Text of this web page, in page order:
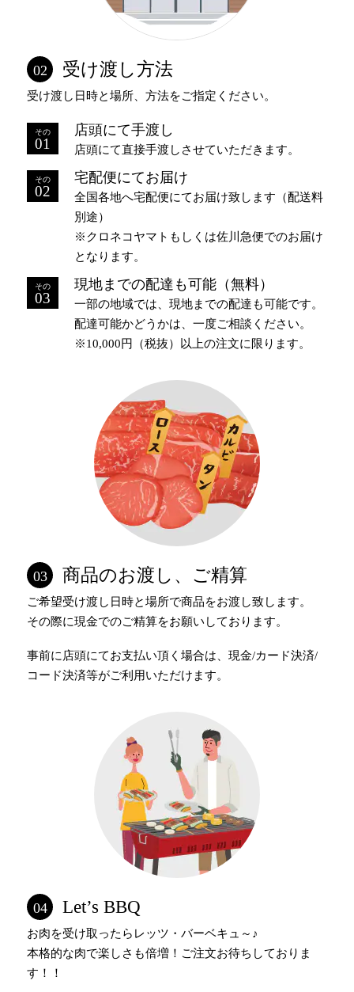
02 受け渡し方法
受け渡し日時と場所、方法をご指定ください。
01
店頭にて手渡し
店頭にて直接手渡しさせていただきます。
02
宅配便にてお届け
全国各地へ宅配便にてお届け致します（配送料
別途）
※クロネコヤマトもしくは佐川急便でのお届け
となります。
03
現地までの配達も可能（無料）
一部の地域では、現地までの配達も可能です。
配達可能かどうかは、一度ご相談ください。
※10,000円（税抜）以上の注文に限ります。
03 商品のお渡し、ご精算
ご希望受け渡し日時と場所で商品をお渡し致します。
その際に現金でのご精算をお願いしております。
事前に店頭にてお支払い頂く場合は、現金/カード決済/
コード決済等がご利用いただけます。
04 Let’s BBQ
お肉を受け取ったらレッツ・バーベキュ～♪
本格的な肉で楽しさも倍増！ご注文お待ちしておりま
す！！